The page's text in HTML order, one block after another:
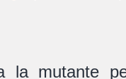
la mutante